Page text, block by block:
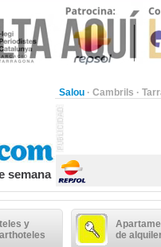
Salou · Cambrils ·
semana
y
de